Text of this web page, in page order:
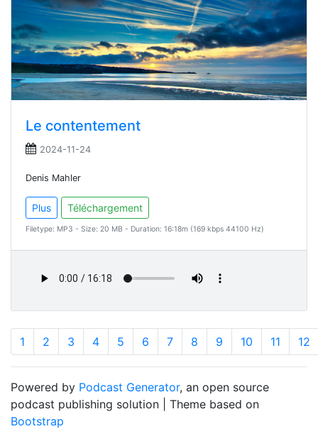
Le contentement
2024-11-24
Denis Mahler
Plus Téléchargement
Filetype: MP3 - Size: 20 MB - Duration: 16:18m (169 kbps 44100 Hz)
1 2 3 4 5 6 7 8 9 10 11 12
Powered by Podcast Generator, an open source
podcast publishing solution | Theme based on
Bootstrap